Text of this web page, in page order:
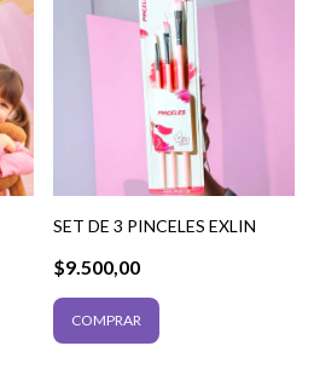
SET DE 3 PINCELES EXLIN
$9.500,00